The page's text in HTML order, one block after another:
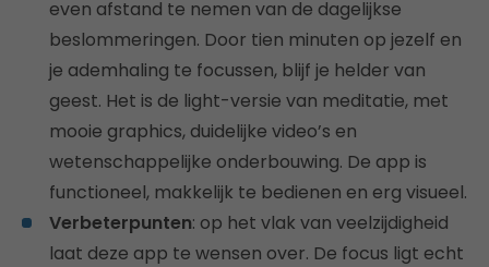
even afstand te nemen van de dagelijkse
beslommeringen. Door tien minuten op jezelf en
je ademhaling te focussen, blijf je helder van
geest. Het is de light-versie van meditatie, met
mooie graphics, duidelijke video’s en
wetenschappelijke onderbouwing. De app is
functioneel, makkelijk te bedienen en erg visueel.
Verbeterpunten: op het vlak van veelzijdigheid
laat deze app te wensen over. De focus ligt echt